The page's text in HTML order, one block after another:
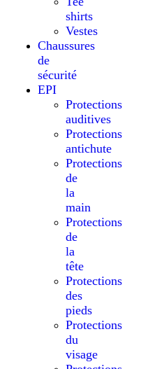
shirts
Vestes
Chaussures
de
sécurité
EPI
Protections
auditives
Protections
antichute
Protections
de
la
main
Protections
de
la
tête
Protections
des
pieds
Protections
du
visage